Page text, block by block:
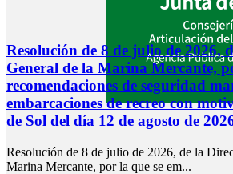
Resolución de 8 de julio de 2026,
General de la Marina Mercante,
recomendaciones de seguridad
embarcaciones de recreo con
de Sol del día 12 de agosto de
Resolución de 8 de julio de 2026, de la
Marina Mercante, por la que se em...